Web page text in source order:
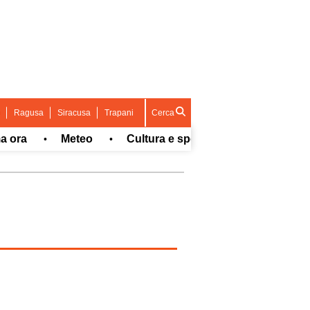
Ragusa Siracusa Trapani Cerca
• Meteo • Cultura e spettacolo